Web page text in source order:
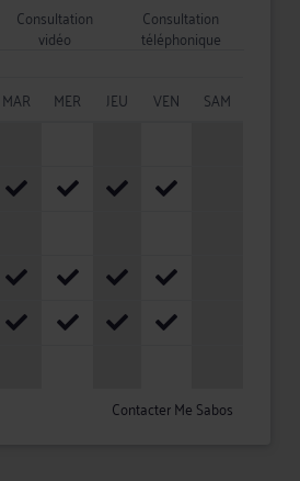
Consultation
vidéo
Consultation
téléphonique
MAR MER JEU VEN
SAM
Contacter Me Sabos